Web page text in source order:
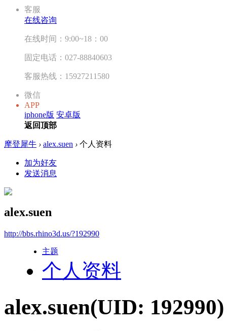
客服
在线咨询
在线时间：9:00~18：00
固定电话：027-88840603
客服热线：15927211580
微信
APP
iphone版 安卓版
返回顶部
摩登犀牛 › alex.suen › 个人资料
加为好友
发送消息
alex.suen
http://bbs.rhino3d.us/?192990
主题
个人资料
alex.suen(UID: 192990)